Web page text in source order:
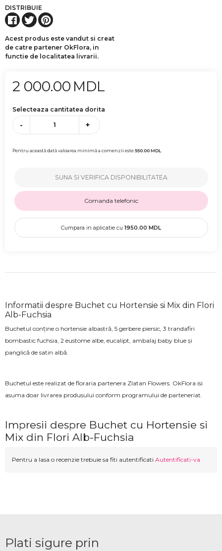
DISTRIBUIE
Acest produs este vandut si creat
de catre partener OkFlora, in
functie de localitatea livrarii.
2 000.00 MDL
Selecteaza cantitatea dorita
- +
Pentru această dată valoarea minimă a comenzii este550.00MDL
SUNA SI VERIFICA DISPONIBILITATEA
Comanda telefonic
Cumpara in aplicatie cu 1950.00 MDL
Informatii despre Buchet cu Hortensie si Mix din Flori
Alb-Fuchsia
Buchetul conține o hortensie albastră, 5 gerbere piersic, 3 trandafiri
bombastic fuchsia, 2 eustome albe, eucalipt, ambalaj baby blue și
panglică de satin albă.
Buchetul este realizat de floraria partenera Zlatan Flowers. OkFlora isi
asuma doar livrarea produsului conform programului de parteneriat.
Impresii despre Buchet cu Hortensie si
Mix din Flori Alb-Fuchsia
Pentru a lasa o recenzie trebuie sa fiti autentificati Autentificati-va
Plati sigure prin